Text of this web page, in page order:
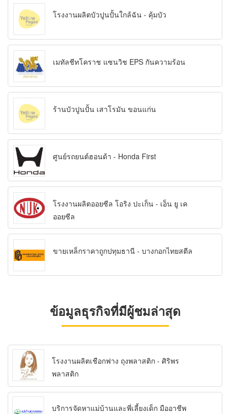
โรงงานผลิตบัวปูนปั้นใกล้ฉัน - คุ้มบัว
เมทัลชีทโคราช แซนวิช EPS กันความร้อน
ร้านบัวปูนปั้น เสาโรมัน ขอนแก่น
ศูนย์รถยนต์ฮอนด้า - Honda First
โรงงานผลิตออยซีล โอริง ปะเก็น - เอ็น ยู เค
ออยซีล
ขายเหล็กราคาถูกปทุมธานี - บางกอกไทยสตีล
ข้อมูลธุรกิจที่มีผู้ชมล่าสุด
โรงงานผลิตเชือกฟาง ถุงพลาสติก - ศิริพร
พลาสติก
บริการจัดหาแม่บ้านและพี่เลี้ยงเด็ก มืออาชีพ